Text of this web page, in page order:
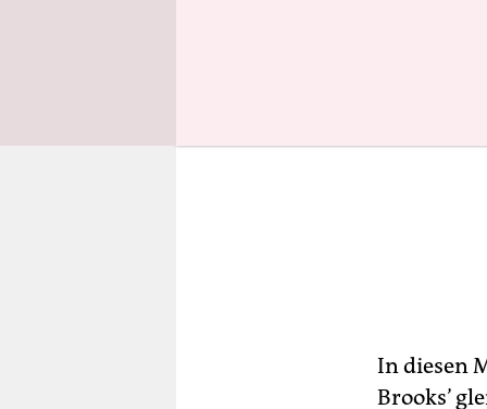
In diesen
Brooks’